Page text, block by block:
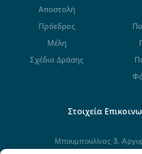
Αποστολή
Πρόεδρος
Μέλη
Σχέδιο Δράσης
Στοιχεία
Μπουμπουλίνας 3,